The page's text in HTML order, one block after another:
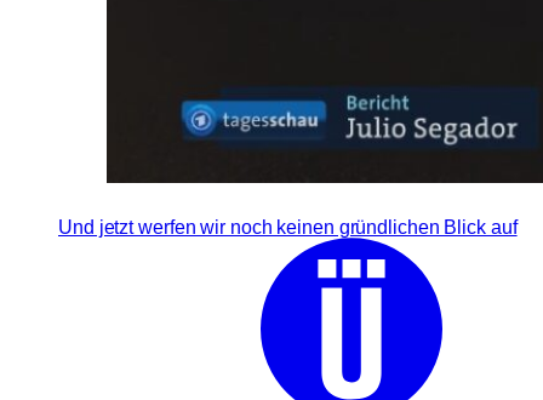
Und jetzt werfen wir noch keinen gründlichen Blick auf